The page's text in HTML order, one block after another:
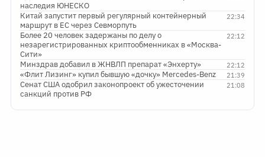
наследия ЮНЕСКО
22:34
Китай запустит первый регулярный контейнерный
маршрут в ЕС через Севморпуть
22:12
Более 20 человек задержаны по делу о
незарегистрированных криптообменниках в «Москва-
Сити»
22:12
Минздрав добавил в ЖНВЛП препарат «Энхерту»
21:39
«Флит Лизинг» купил бывшую «дочку» Mercedes-Benz
21:08
Сенат США одобрил законопроект об ужесточении
санкций против РФ